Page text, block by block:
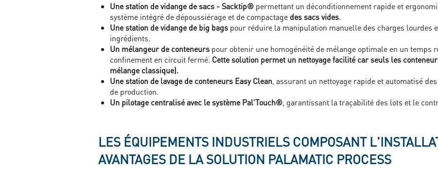
Une station de vidange de sacs - Sacktip® permettant un déconditionnement rapide et
système intégré de dépoussiérage et de compactage des sacs vides.
Une station de vidange de big bags pour réduire la manipulation manuelle des charges lourdes
ingrédients.
Un mélangeur de conteneurs pour obtenir une homogénéité de mélange optimale en un temps
confinement en circuit fermé. Cette solution permet un nettoyage facilité car seuls les
mélange classique).
Une station de lavage de conteneurs Easy Clean , assurant un nettoyage rapide et automatisé
de production.
Un pilotage centralisé avec le système Pal'Touch® , garantissant la traçabilité des lots et le
LES ÉQUIPEMENTS INDUSTRIELS COMPOSANT
AVANTAGES DE LA SOLUTION PALAMATIC PROCESS